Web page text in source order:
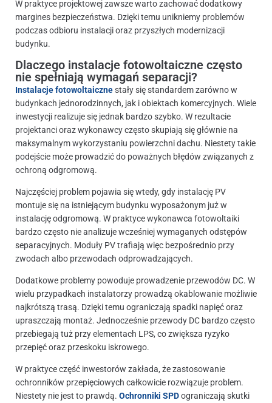
W praktyce projektowej zawsze warto zachować dodatkowy
margines bezpieczeństwa. Dzięki temu unikniemy problemów
podczas odbioru instalacji oraz przyszłych modernizacji
budynku.
Dlaczego instalacje fotowoltaiczne często
nie spełniają wymagań separacji?
Instalacje fotowoltaicznestały się standardem zarówno w
budynkach jednorodzinnych, jak i obiektach komercyjnych. Wiele
inwestycji realizuje się jednak bardzo szybko. W rezultacie
projektanci oraz wykonawcy często skupiają się głównie na
maksymalnym wykorzystaniu powierzchni dachu. Niestety takie
podejście może prowadzić do poważnych błędów związanych z
ochroną odgromową.
Najczęściej problem pojawia się wtedy, gdy instalację PV
montuje się na istniejącym budynku wyposażonym już w
instalację odgromową. W praktyce wykonawca fotowoltaiki
bardzo często nie analizuje wcześniej wymaganych odstępów
separacyjnych. Moduły PV trafiają więc bezpośrednio przy
zwodach albo przewodach odprowadzających.
Dodatkowe problemy powoduje prowadzenie przewodów DC. W
wielu przypadkach instalatorzy prowadzą okablowanie możliwie
najkrótszą trasą. Dzięki temu ograniczają spadki napięć oraz
upraszczają montaż. Jednocześnie przewody DC bardzo często
przebiegają tuż przy elementach LPS, co zwiększa ryzyko
przepięć oraz przeskoku iskrowego.
W praktyce część inwestorów zakłada, że zastosowanie
ochronników przepięciowych całkowicie rozwiązuje problem.
Niestety nie jest to prawdą. Ochronniki SPDograniczają skutki